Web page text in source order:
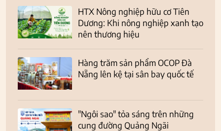
HTX Nông nghiệp hữu cơ Tiên
Dương: Khi nông nghiệp xanh tạo
nên thương hiệu
Hàng trăm sản phẩm OCOP Đà
Nẵng lên kệ tại sân bay quốc tế
"Ngôi sao" tỏa sáng trên những
cung đường Quảng Ngãi